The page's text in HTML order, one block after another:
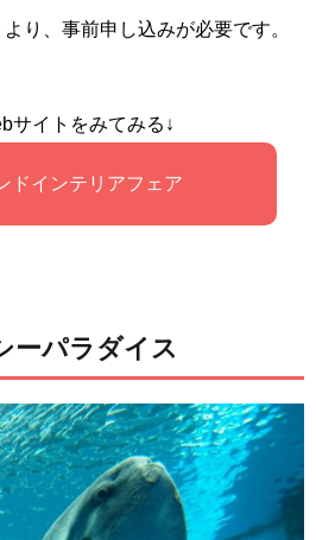
り、事前申し込みが必要です。
サイトをみてみる↓
ドインテリアフェア
ーパラダイス